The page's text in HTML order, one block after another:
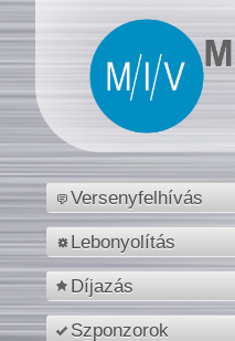
Versenyfelhívás
Lebonyolítás
Díjazás
Szponzorok